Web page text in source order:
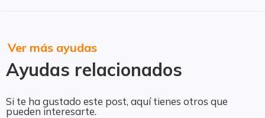
Ayudas relacionados
Ver más ayudas
Si te ha gustado este post, aquí tienes otros que
pueden interesarte.